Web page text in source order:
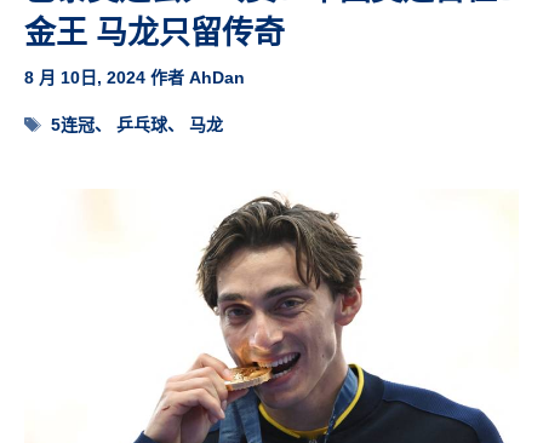
金王 马龙只留传奇
8 月 10日, 2024 作者 AhDan
标
5连冠、乒乓球、马龙